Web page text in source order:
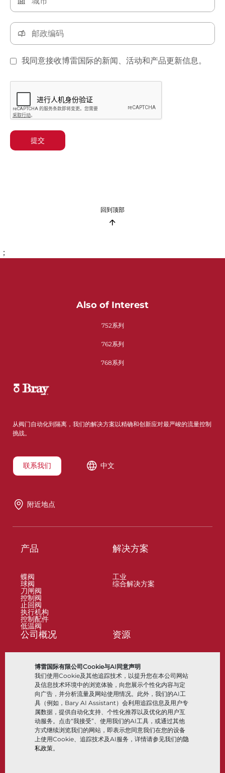
博雷国际有限公司Cookie与AI同意声明
我们使用Cookie及其他追踪技术，以提升您在本公司网站
及信息技术环境中的浏览体验，向您展示个性化内容与定
向广告，并分析流量及网站使用情况。此外，我们的AI工
具（例如，Bary AI Assistant）会利用追踪信息及用户专
属数据，提供自动化支持、个性化推荐以及优化的用户互
动服务。点击“我接受”、使用我们的AI工具，或通过其他
方式继续浏览我们的网站，即表示您同意我们在您的设备
上使用Cookie、追踪技术及AI服务，详情请参见我们的隐
私政策。
我同意接收博雷国际的新闻、活动和产品更新信息。
提交
回到顶部
；
Also of Interest
752系列
762系列
768系列
从阀门自动化到隔离，我们的解决方案以精确和创新应对最严峻的流量控制
挑战。
联系我们 中文
附近地点
产品
蝶阀
球阀
刀闸阀
控制阀
止回阀
执行机构
控制配件
低温阀
解决方案
工业
综合解决方案
公司概况
合作伙伴
可持续性
客户门户
资源
文档
知识中心
软件
材料选择
关注我们 LinkedIn YouTube